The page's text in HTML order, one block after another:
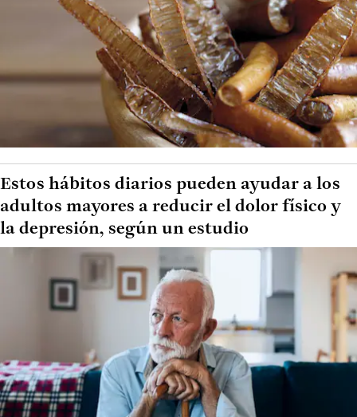
Estos hábitos diarios pueden ayudar a los
adultos mayores a reducir el dolor físico y
la depresión, según un estudio